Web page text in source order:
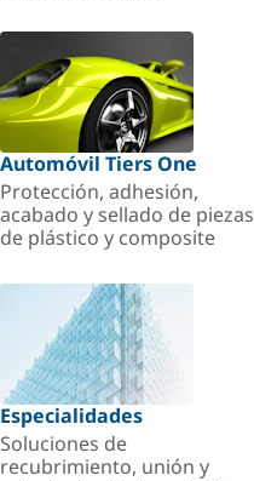
Automóvil Tiers One
Protección, adhesión,
acabado y sellado de piezas
de plástico y composite
Especialidades
Soluciones de
recubrimiento, unión y